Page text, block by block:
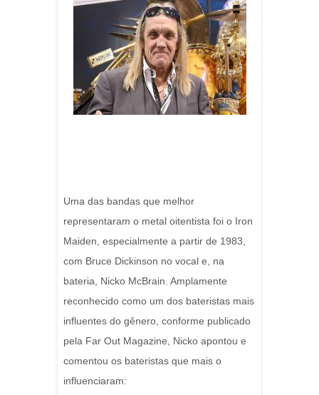
Uma das bandas que melhor
representaram o metal oitentista foi o Iron
Maiden, especialmente a partir de 1983,
com Bruce Dickinson no vocal e, na
bateria, Nicko McBrain. Amplamente
reconhecido como um dos bateristas mais
influentes do gênero, conforme publicado
pela Far Out Magazine, Nicko apontou e
comentou os bateristas que mais o
influenciaram: